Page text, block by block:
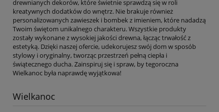
drewnianych dekorów, które świetnie sprawdzą się w roli
kreatywnych dodatków do wnętrz. Nie brakuje również
personalizowanych zawieszek i bombek z imieniem, które nadadzą
Twoim świętom unikalnego charakteru. Wszystkie produkty
zostały wykonane z wysokiej jakości drewna, łącząc trwałość z
estetyką. Dzięki naszej ofercie, udekorujesz swój dom w sposób
stylowy i oryginalny, tworząc przestrzeń pełną ciepła i
świątecznego ducha. Zainspiruj się i spraw, by tegoroczna
Wielkanoc była naprawdę wyjątkowa!
Wielkanoc